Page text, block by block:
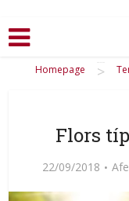
Homepage >
Flors
22/09/2018